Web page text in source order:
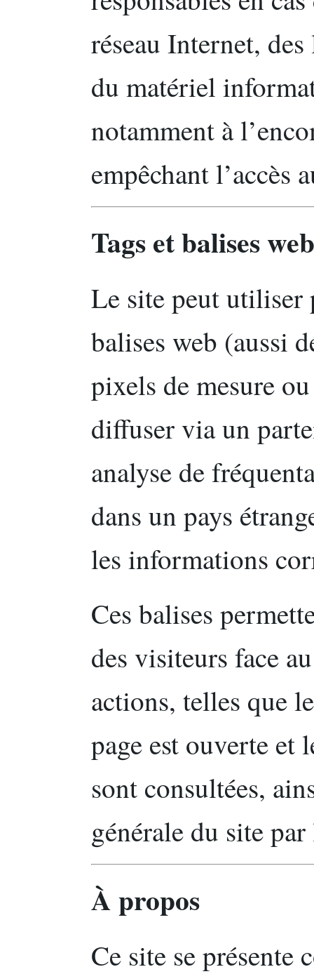
réseau Internet,
du matériel
notamment à
empêchant l’accès
Tags et balises web
Le site peut utiliser
balises web (aussi
pixels de mesure
diffuser via un
analyse de
dans un pays
les informations
Ces balises
des visiteurs face
actions, telles que
page est ouverte
sont consultées,
générale du site
À propos
Ce site se présente